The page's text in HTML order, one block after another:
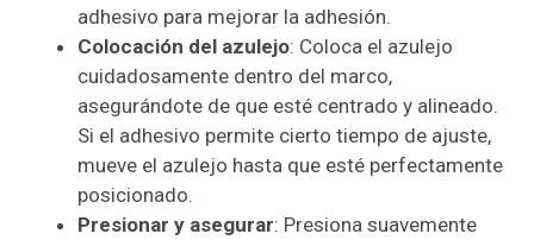
adhesivo para mejorar la adhesión.
Colocación del azulejo: Coloca el azulejo
cuidadosamente dentro del marco,
asegurándote de que esté centrado y alineado.
Si el adhesivo permite cierto tiempo de ajuste,
mueve el azulejo hasta que esté perfectamente
posicionado.
Presionar y asegurar: Presiona suavemente